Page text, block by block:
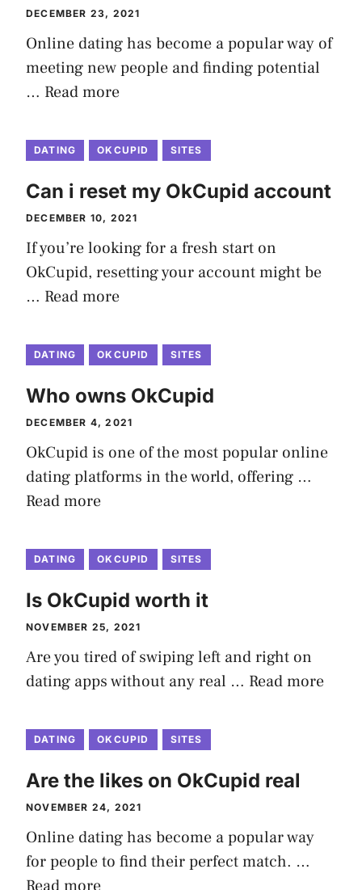
DECEMBER 23, 2021
Online dating has become a popular way of
meeting new people and finding potential
… Read more
DATING OKCUPID SITES
Can i reset my OkCupid account
DECEMBER 10, 2021
If you’re looking for a fresh start on
OkCupid, resetting your account might be
… Read more
DATING OKCUPID SITES
Who owns OkCupid
DECEMBER 4, 2021
OkCupid is one of the most popular online
dating platforms in the world, offering …
Read more
DATING OKCUPID SITES
Is OkCupid worth it
NOVEMBER 25, 2021
Are you tired of swiping left and right on
dating apps without any real … Read more
DATING OKCUPID SITES
Are the likes on OkCupid real
NOVEMBER 24, 2021
Online dating has become a popular way
for people to find their perfect match. …
Read more